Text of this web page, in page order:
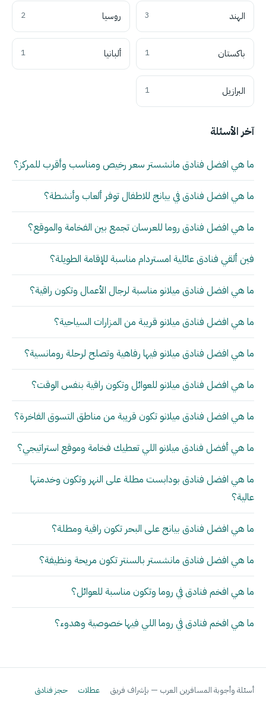
الهند 3 روسيا 2
باكستان 1 ألبانيا 1
البرازيل 1
آخر الأسئلة
ما هي افضل فنادق مانشستر سعر رخيص ومناسب وأقرب للمركز؟
ما هي افضل فنادق في بيانج للاطفال توفر ألعاب وأنشطة؟
ما هي افضل فنادق روما للعرسان تجمع بين الفخامة والموقع؟
فين ألقي فنادق عائلية امستردام مناسبة للإقامة الطويلة؟
ما هي افضل فنادق ميلانو مناسبة لرجال الأعمال وتكون راقية؟
ما هي افضل فنادق ميلانو قريبة من المزارات السياحية؟
ما هي افضل فنادق ميلانو فيها رفاهية وتصلح لرحلة رومانسية؟
ما هي افضل فنادق ميلانو للعوائل وتكون راقية بنفس الوقت؟
ما هي افضل فنادق ميلانو تكون قريبة من مناطق التسوق الفاخرة؟
ما هي أفضل فنادق ميلانو اللي تعطيك فخامة وموقع استراتيجي؟
ما هي افضل فنادق بودابست مطلة على النهر وتكون وخدمتها
عالية؟
ما هي افضل فنادق بيانج على البحر تكون راقية ومطلة؟
ما هي افضل فنادق مانشستر بالسنتر تكون مريحة ونظيفة؟
ما هي افخم فنادق في روما وتكون مناسبة للعوائل؟
ما هي افخم فنادق في روما اللي فيها خصوصية وهدوء؟
أسئلة وأجوبة المسافرين العرب — بإشراف فريق عطلات حجز فنادق